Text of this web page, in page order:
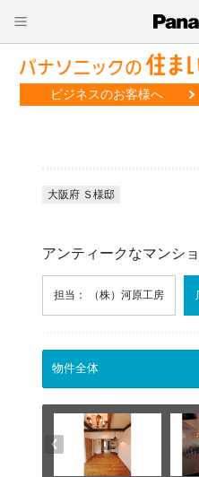
ビジネスのお客様へ
大阪府 Ｓ様邸
アンティークなマンシ
担当： （株）河原工房